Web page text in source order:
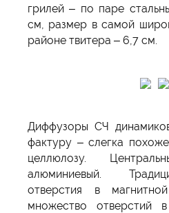
грилей – по паре
см, размер в самой
районе твитера – 6,7 см.
Диффузоры СЧ
фактуру – слегка
целлюлозу.
алюминиевый.
отверстия в
множество отверстий